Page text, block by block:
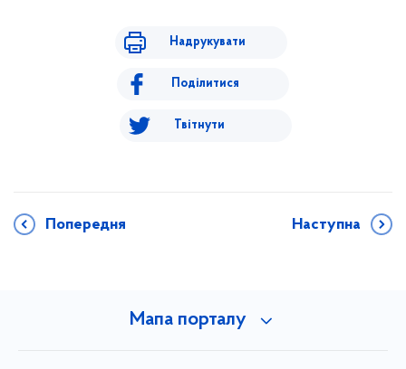
Надрукувати
Поділитися
Твітнути
Попередня Наступна
Мапа порталу